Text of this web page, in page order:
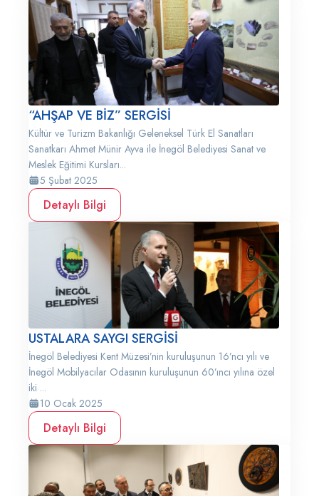
“AHŞAP VE BİZ” SERGİSİ
Kültür ve Turizm Bakanlığı Geleneksel Türk El Sanatları
Sanatkarı Ahmet Münir Ayva ile İnegöl Belediyesi Sanat ve
Meslek Eğitimi Kursları...
5 Şubat 2025
Detaylı Bilgi
USTALARA SAYGI SERGİSİ
İnegöl Belediyesi Kent Müzesi’nin kuruluşunun 16’ncı yılı ve
İnegöl Mobilyacılar Odasının kuruluşunun 60’ıncı yılına özel
iki ...
10 Ocak 2025
Detaylı Bilgi